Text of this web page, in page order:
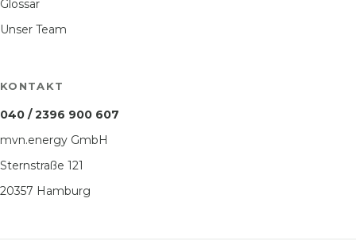
Glossar
Unser Team
KONTAKT
040 / 2396 900 607
mvn.energy GmbH
Sternstraße 121
20357 Hamburg